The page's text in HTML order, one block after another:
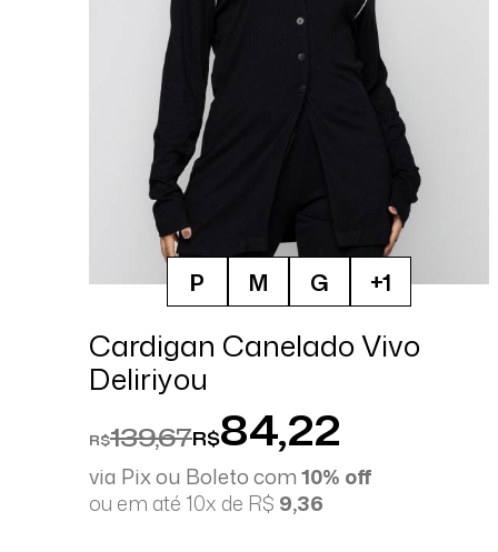
P M G +1
Cardigan Canelado Vivo
Deliriyou
R$139,67R$84,22
via Pix ou Boleto com10% off
ou em até 10x de R$ 9,36